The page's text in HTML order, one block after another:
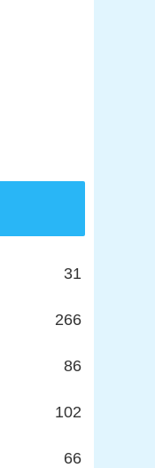
31
266
86
102
66